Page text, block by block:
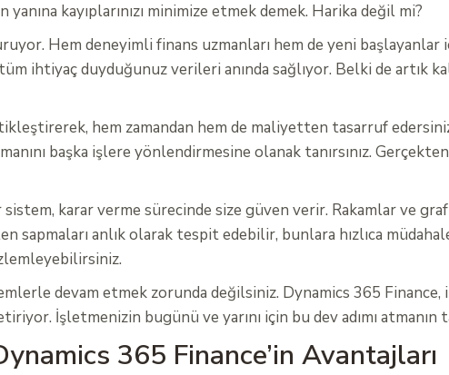
kayıplarınızı minimize etmek demek. Harika değil mi?
Hem deneyimli finans uzmanları hem de yeni başlayanlar
ihtiyaç duyduğunuz verileri anında sağlıyor. Belki de artık
hem zamandan hem de maliyetten tasarruf
başka işlere yönlendirmesine olanak tanırsınız.
karar verme sürecinde size güven verir. Rakamlar ve
sapmaları anlık olarak tespit edebilir, bunlara hızlıca
devam etmek zorunda değilsiniz. Dynamics 365 Finance,
İşletmenizin bugünü ve yarını için bu dev adımı atmanın
365 Finance’in Avantajları